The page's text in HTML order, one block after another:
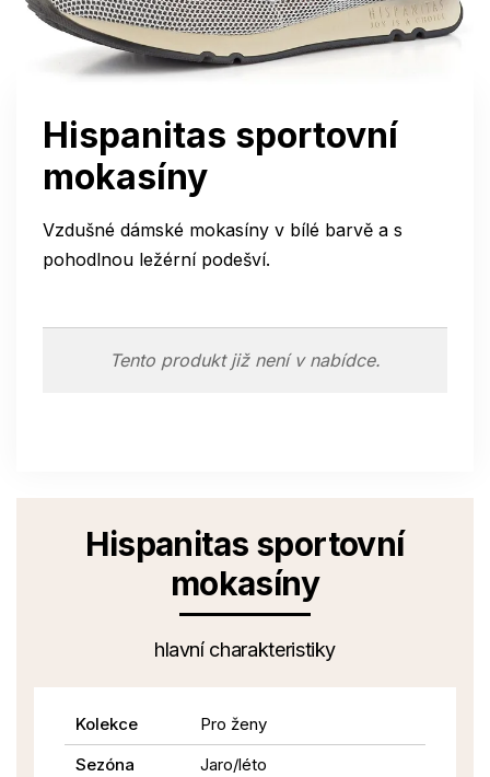
Hispanitas sportovní
mokasíny
Vzdušné dámské mokasíny v bílé barvě a s
pohodlnou ležérní podešví.
Tento produkt již není v nabídce.
Hispanitas sportovní
mokasíny
hlavní charakteristiky
Kolekce
Pro ženy
Sezóna
Jaro/léto